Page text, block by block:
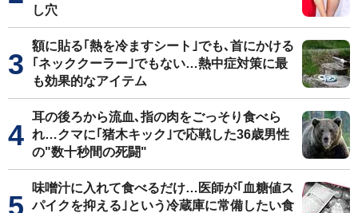
し穴
額に貼る｢熱を冷ますシート｣でも､首にかける
｢ネッククーラー｣でもない…熱中症対策に最
も効果的なアイテム
耳の後ろから流血､指の肉をごっそり食べら
れ…クマに｢猪木キック｣で応戦した36歳男性
の"数十秒間の死闘"
味噌汁に入れて食べるだけ…医師が｢血糖値ス
パイクを抑える｣という冷蔵庫に常備したい食